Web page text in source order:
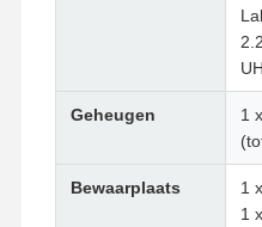
Geheugen
1
Bewaarplaats
1
1